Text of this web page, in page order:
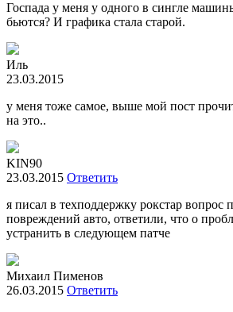
Госпада у меня у одного в сингле
бьются? И графика стала старой.
Иль
23.03.2015
у меня тоже самое, выше мой пост
на это..
KIN90
23.03.2015 Ответить
я писал в техподдержку рокстар вопрос
повреждений авто, ответили, что о
устранить в следующем патче
Михаил Пименов
26.03.2015 Ответить